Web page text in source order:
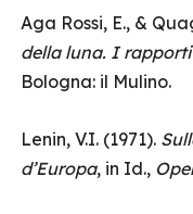
Aga Rossi, E., &
della luna. I rapporti
Bologna: il Mulino.
Lenin, V.I. (1971).
d’Europa, in Id.,